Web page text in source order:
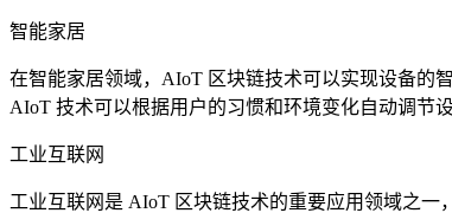
智能家居
在智能家居领域，AIoT 区块链技术可以实现设备的
AIoT 技术可以根据用户的习惯和环境变化自动调节
工业互联网
工业互联网是 AIoT 区块链技术的重要应用领域之